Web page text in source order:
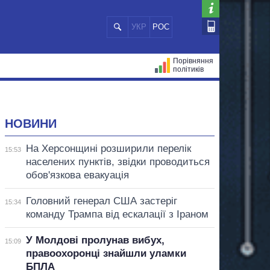
УКР РОС
Порівняння
політиків
НОВИНИ
15:53
На Херсонщині розширили перелік
населених пунктів, звідки проводиться
обов'язкова евакуація
15:34
Головний генерал США застеріг
команду Трампа від ескалації з Іраном
15:09
У Молдові пролунав вибух,
правоохоронці знайшли уламки
БПЛА